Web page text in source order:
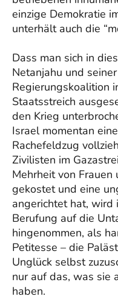
einzige Demokratie
unterhält auch die
Dass man sich in
Netanjahu und
Regierungskoalition
Staatsstreich
den Krieg
Israel momentan
Rachefeldzug
Zivilisten im
Mehrheit von Frauen
gekostet und eine
angerichtet hat, wird
Berufung auf die
hingenommen, als
Petitesse – die
Unglück selbst
nur auf das, was sie
haben.